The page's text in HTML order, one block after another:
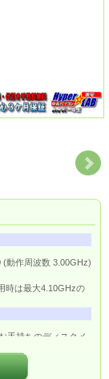
(動作周波数 3.00GHz)
時は最大4.10GHzの
手持ちのディスクメ